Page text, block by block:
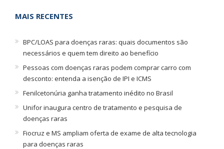
MAIS RECENTES
BPC/LOAS para doenças raras: quais documentos são
necessários e quem tem direito ao benefício
Pessoas com doenças raras podem comprar carro com
desconto: entenda a isenção de IPI e ICMS
Fenilcetonúria ganha tratamento inédito no Brasil
Unifor inaugura centro de tratamento e pesquisa de
doenças raras
Fiocruz e MS ampliam oferta de exame de alta tecnologia
para doenças raras